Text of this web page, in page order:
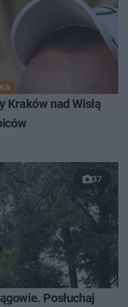
Kraków nad Wisłą
37
Posłuchaj